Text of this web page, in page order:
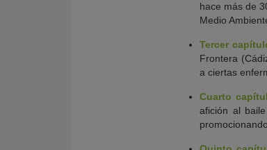
hace más de
Medio
Tercer
Frontera
a ciertas
Cuarto
afición al